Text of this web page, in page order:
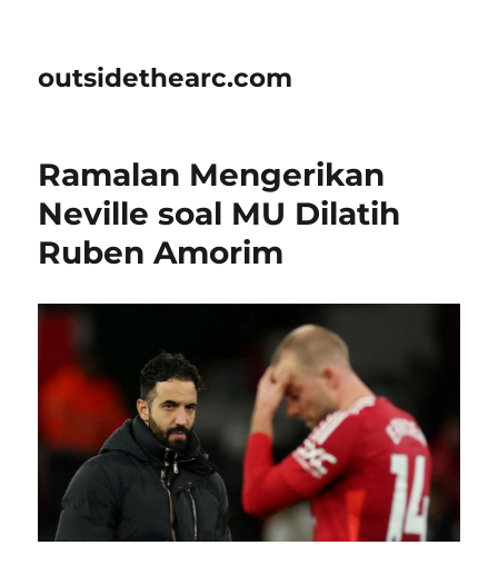
outsidethearc.com
Ramalan Mengerikan
Neville soal MU Dilatih
Ruben Amorim